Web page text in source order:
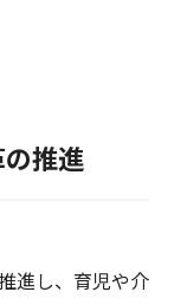
推進
進し、育児や介